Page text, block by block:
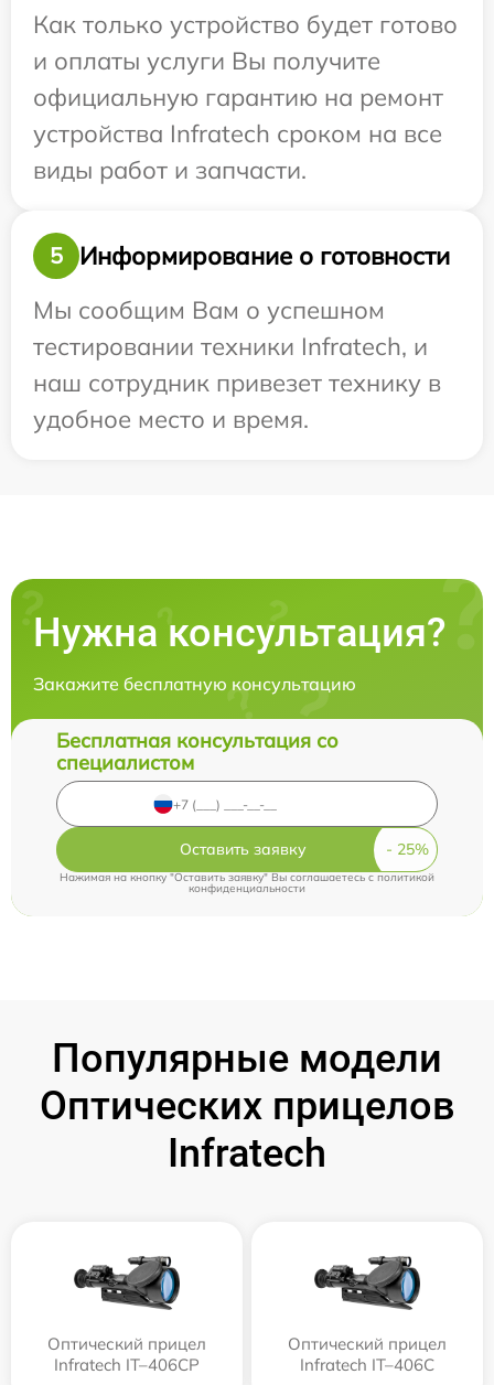
Как только устройство будет готово
и оплаты услуги Вы получите
официальную гарантию на ремонт
устройства Infratech сроком на все
виды работ и запчасти.
5
Информирование о готовности
Мы сообщим Вам о успешном
тестировании техники Infratech, и
наш сотрудник привезет технику в
удобное место и время.
Нужна консультация?
Закажите бесплатную консультацию
Бесплатная консультация со
специалистом
Оставить заявку
Нажимая на кнопку "Оставить заявку" Вы соглашаетесь c политикой
конфиденциальности
Популярные модели
Оптических прицелов
Infratech
Оптический прицел
Infratech IT–406СP
Оптический прицел
Infratech IT–406С